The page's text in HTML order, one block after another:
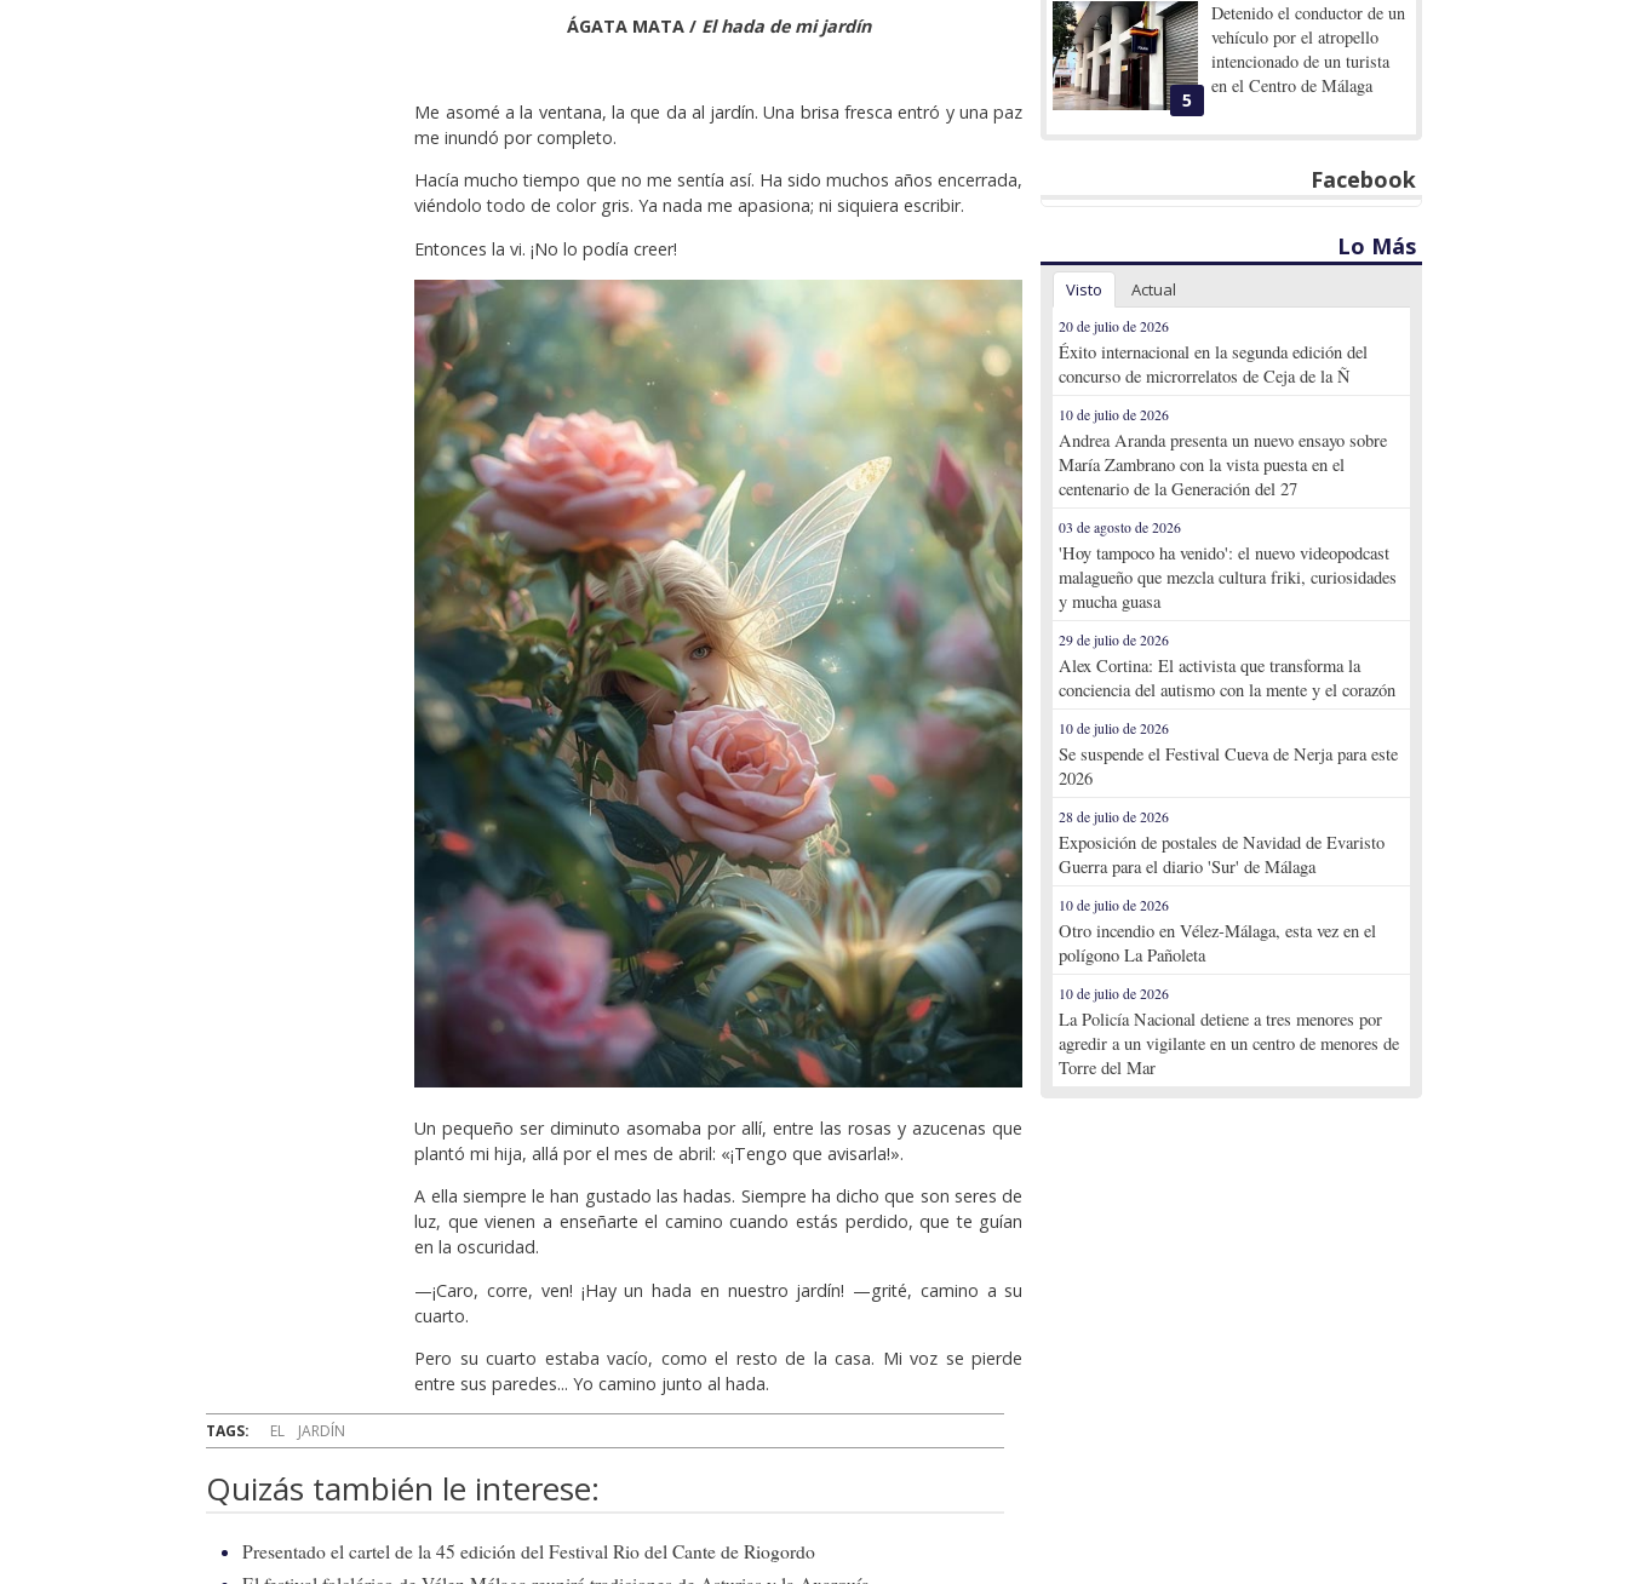
ÁGATA MATA / El hada de mi jardín
Me asomé a la ventana, la que da al jardín. Una brisa fresca entró y una paz
me inundó por completo.
Hacía mucho tiempo que no me sentía así. Ha sido muchos años encerrada,
viéndolo todo de color gris. Ya nada me apasiona; ni siquiera escribir.
Entonces la vi. ¡No lo podía creer!
Un pequeño ser diminuto asomaba por allí, entre las rosas y azucenas que
plantó mi hija, allá por el mes de abril: «¡Tengo que avisarla!».
A ella siempre le han gustado las hadas. Siempre ha dicho que son seres de
luz, que vienen a enseñarte el camino cuando estás perdido, que te guían
en la oscuridad.
—¡Caro, corre, ven! ¡Hay un hada en nuestro jardín! —grité, camino a su
cuarto.
Pero su cuarto estaba vacío, como el resto de la casa. Mi voz se pierde
entre sus paredes... Yo camino junto al hada.
TAGS: EL JARDÍN
Quizás también le interese:
Presentado el cartel de la 45 edición del Festival Rio del Cante de Riogordo
5
Detenido el conductor de un
vehículo por el atropello
intencionado de un turista
en el Centro de Málaga
Facebook
Lo Más
Visto Actual
20 de julio de 2026
Éxito internacional en la segunda edición del
concurso de microrrelatos de Ceja de la Ñ
10 de julio de 2026
Andrea Aranda presenta un nuevo ensayo sobre
María Zambrano con la vista puesta en el
centenario de la Generación del 27
03 de agosto de 2026
'Hoy tampoco ha venido': el nuevo videopodcast
malagueño que mezcla cultura friki, curiosidades
y mucha guasa
29 de julio de 2026
Alex Cortina: El activista que transforma la
conciencia del autismo con la mente y el corazón
10 de julio de 2026
Se suspende el Festival Cueva de Nerja para este
2026
28 de julio de 2026
Exposición de postales de Navidad de Evaristo
Guerra para el diario 'Sur' de Málaga
10 de julio de 2026
Otro incendio en Vélez-Málaga, esta vez en el
polígono La Pañoleta
10 de julio de 2026
La Policía Nacional detiene a tres menores por
agredir a un vigilante en un centro de menores de
Torre del Mar